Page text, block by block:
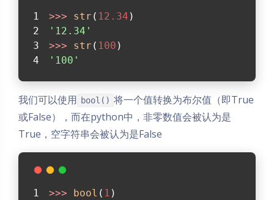
>>> str ( 12.34 )
'12.34'
>>> str ( 100 )
'100'
我们可以使用 bool() 将一个值转换为布尔值（即True
或False），而在python中，非零数值会被认为是
True，空字符串会被认为是False
>>> bool ( 1 )